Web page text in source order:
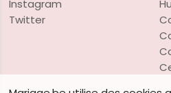
Instagram
Twitter